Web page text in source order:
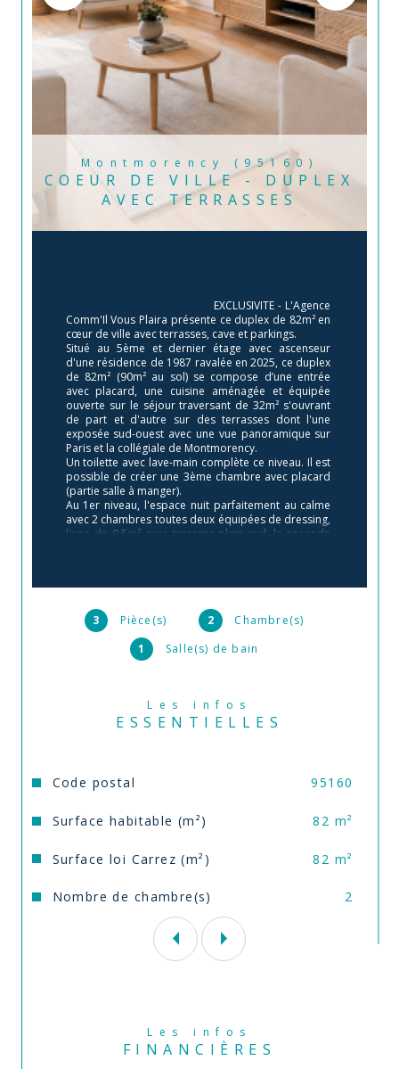
Montmorency (95160)
COEUR DE VILLE - DUPLEX
AVEC TERRASSES
3 Pièce(s) 2
Chambre(s)
1
Salle(s) de bain
Les infos
ESSENTIELLES
Caractéristiques Valeurs
Code postal 95160
Surface habitable (m²) 82 m²
Surface loi Carrez (m²) 82 m²
Nombre de chambre(s) 2
Comm'Il Vous Plaira présente ce duplex de 82m² en
cœur de ville avec terrasses, cave et parkings.
Situé au 5ème et dernier étage avec ascenseur
d'une résidence de 1987 ravalée en 2025, ce duplex
de 82m² (90m² au sol) se compose d’une entrée
avec placard, une cuisine aménagée et équipée
ouverte sur le séjour traversant de 32m² s'ouvrant
de part et d'autre sur des terrasses dont l'une
exposée sud-ouest avec une vue panoramique sur
Paris et la collégiale de Montmorency.
Un toilette avec lave-main complète ce niveau. Il est
possible de créer une 3ème chambre avec placard
(partie salle à manger).
Au 1er niveau, l'espace nuit parfaitement au calme
avec 2 chambres toutes deux équipées de dressing,
l'une de 9,5m² avec terrasse plein sud, la seconde
sous-sol.
emplacement d'exception avec de jolis jardin et une
vue à 180° sur Paris et la vallée de Montmorency.
Les charges comprennent l’eau froide ainsi que
l’entretien des parties communes et des espaces
collège et lycée, bus au pied de la résidence.
Pas de travaux à venir sur la copropriété,
Les infos
FINANCIÈRES